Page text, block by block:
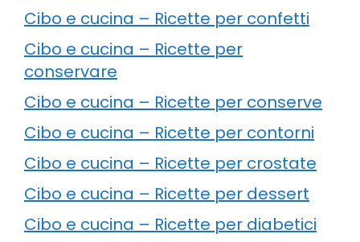
Cibo e cucina – Ricette per confetti
Cibo e cucina – Ricette per
conservare
Cibo e cucina – Ricette per conserve
Cibo e cucina – Ricette per contorni
Cibo e cucina – Ricette per crostate
Cibo e cucina – Ricette per dessert
Cibo e cucina – Ricette per diabetici